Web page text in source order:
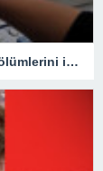
Cinsiyet ayrımcılığı araştırması: Beynin bazı bölümlerini inceltebiliyor